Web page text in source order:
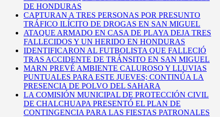
DE HONDURAS
CAPTURAN A TRES PERSONAS POR PRESUNTO
TRÁFICO ILÍCITO DE DROGAS EN SAN MIGUEL
ATAQUE ARMADO EN CASA DE PLAYA DEJA TRES
FALLECIDOS Y UN HERIDO EN HONDURAS
IDENTIFICARON AL FUTBOLISTA QUE FALLECIÓ
TRAS ACCIDENTE DE TRÁNSITO EN SAN MIGUEL
MARN PREVÉ AMBIENTE CALUROSO Y LLUVIAS
PUNTUALES PARA ESTE JUEVES; CONTINÚA LA
PRESENCIA DE POLVO DEL SAHARA
LA COMISIÓN MUNICIPAL DE PROTECCIÓN CIVIL
DE CHALCHUAPA PRESENTÓ EL PLAN DE
CONTINGENCIA PARA LAS FIESTAS PATRONALES